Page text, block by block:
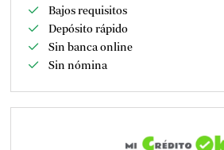
Bajos requisitos
Depósito rápido
Sin banca online
Sin nómina